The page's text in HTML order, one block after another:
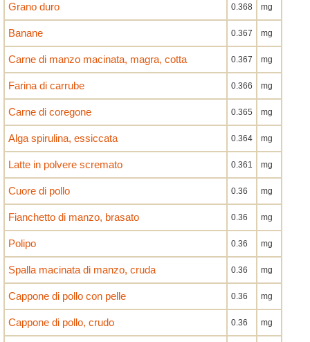
Grano duro 0.368 mg
Banane 0.367 mg
Carne di manzo macinata, magra, cotta 0.367 mg
Farina di carrube 0.366 mg
Carne di coregone 0.365 mg
Alga spirulina, essiccata 0.364 mg
Latte in polvere scremato 0.361 mg
Cuore di pollo 0.36 mg
Fianchetto di manzo, brasato 0.36 mg
Polipo 0.36 mg
Spalla macinata di manzo, cruda 0.36 mg
Cappone di pollo con pelle 0.36 mg
Cappone di pollo, crudo 0.36 mg